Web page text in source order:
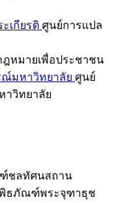
เกียรติ ศูนย์การแปล
หมายเพื่อประชาชน
ณ์มหาวิทยาลัย ศูนย์
าวิทยาลัย
ชลทัศนสถาน
ธภัณฑ์พระจุฑาธุช